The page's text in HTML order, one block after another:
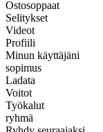
Ostosoppaat
Selitykset
Videot
Profiili
Minun käyttäjäni
sopimus
Ladata
Voitot
Työkalut
ryhmä